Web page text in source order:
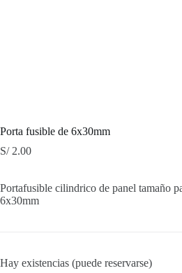
Porta fusible de 6x30mm
S/2.00
Portafusible cilindrico de panel tamaño
6x30mm
Hay existencias (puede reservarse)